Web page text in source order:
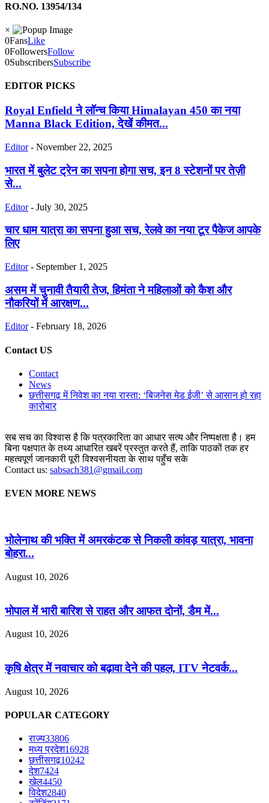
RO.NO. 13954/134
×
0FansLike
0FollowersFollow
0SubscribersSubscribe
EDITOR PICKS
Royal Enfield ने लॉन्च किया Himalayan 450 का नया
Manna Black Edition, देखें कीमत...
Editor - November 22, 2025
भारत में बुलेट ट्रेन का सपना होगा सच, इन 8 स्टेशनों पर तेज़ी
से...
Editor - July 30, 2025
चार धाम यात्रा का सपना हुआ सच, रेलवे का नया टूर पैकेज आपके
लिए
Editor - September 1, 2025
असम में चुनावी तैयारी तेज, हिमंता ने महिलाओं को कैश और
नौकरियों में आरक्षण...
Editor - February 18, 2026
Contact US
Contact
News
छत्तीसगढ़ में निवेश का नया रास्ता: ‘बिजनेस मेड ईजी’ से आसान हो रहा
कारोबार
सब सच का विश्वास है कि पत्रकारिता का आधार सत्य और निष्पक्षता है। हम
बिना पक्षपात के तथ्य आधारित खबरें प्रस्तुत करते हैं, ताकि पाठकों तक हर
महत्वपूर्ण जानकारी पूरी विश्वसनीयता के साथ पहुँच सके
Contact us: sabsach381@gmail.com
EVEN MORE NEWS
भोलेनाथ की भक्ति में अमरकंटक से निकली कांवड़ यात्रा, भावना
बोहरा...
August 10, 2026
भोपाल में भारी बारिश से राहत और आफत दोनों, डैम में...
August 10, 2026
कृषि क्षेत्र में नवाचार को बढ़ावा देने की पहल, ITV नेटवर्क...
August 10, 2026
POPULAR CATEGORY
राज्य33806
मध्य प्रदेश16928
छत्तीसगढ़10242
देश7424
खेल4450
विदेश2840